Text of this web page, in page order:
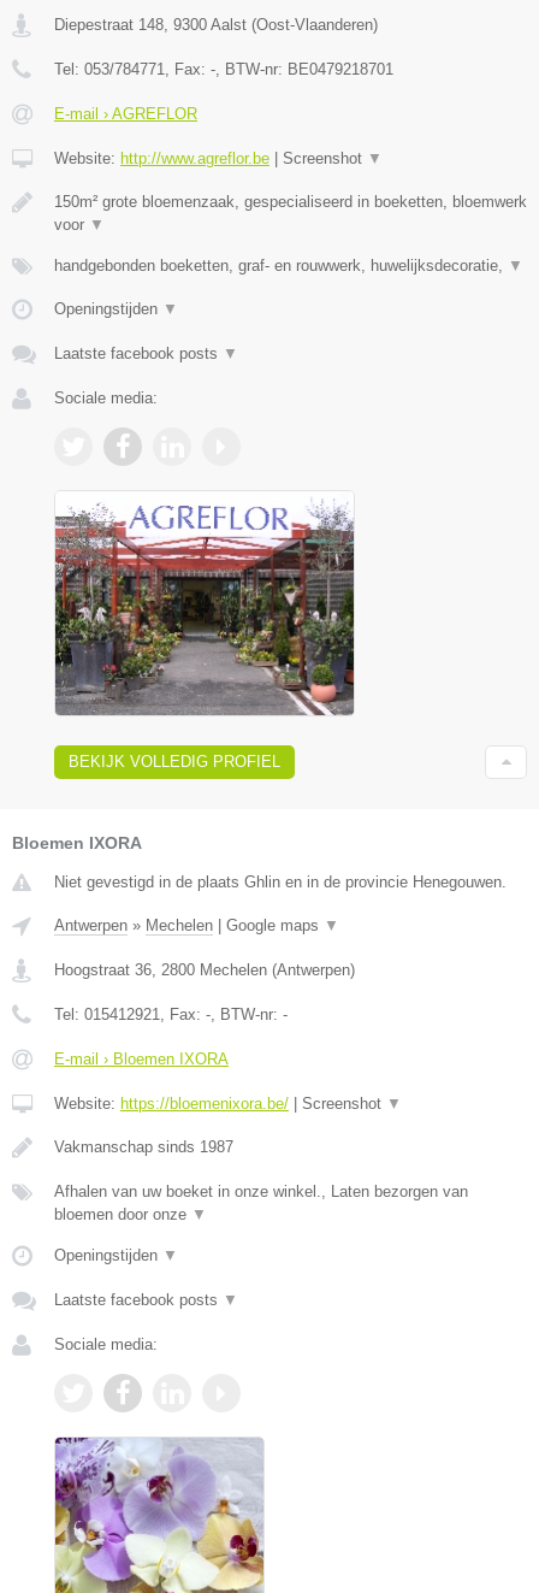
Diepestraat 148, 9300 Aalst (Oost-Vlaanderen)
Tel: 053/784771, Fax: -, BTW-nr: BE0479218701
E-mail › AGREFLOR
Website: http://www.agreflor.be Screenshot ▼
150m² grote bloemenzaak, gespecialiseerd in boeketten, bloemwerk
voor ▼
handgebonden boeketten, graf- en rouwwerk, huwelijksdecoratie, ▼
Openingstijden ▼
Laatste facebook posts ▼
Sociale media:
BEKIJK VOLLEDIG PROFIEL
Bloemen IXORA
Niet gevestigd in de plaats Ghlin en in de provincie Henegouwen.
Antwerpen » Mechelen Google maps ▼
Hoogstraat 36 2800 Mechelen (Antwerpen)
Tel: 015412921 , Fax: - , BTW-nr: -
E-mail › Bloemen IXORA
Website: https://bloemenixora.be/ Screenshot ▼
Vakmanschap sinds 1987
Afhalen van uw boeket in onze winkel., Laten bezorgen van
bloemen door onze ▼
Openingstijden ▼
Laatste facebook posts ▼
Sociale media: